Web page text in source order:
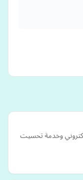
وخدمة تحسيت